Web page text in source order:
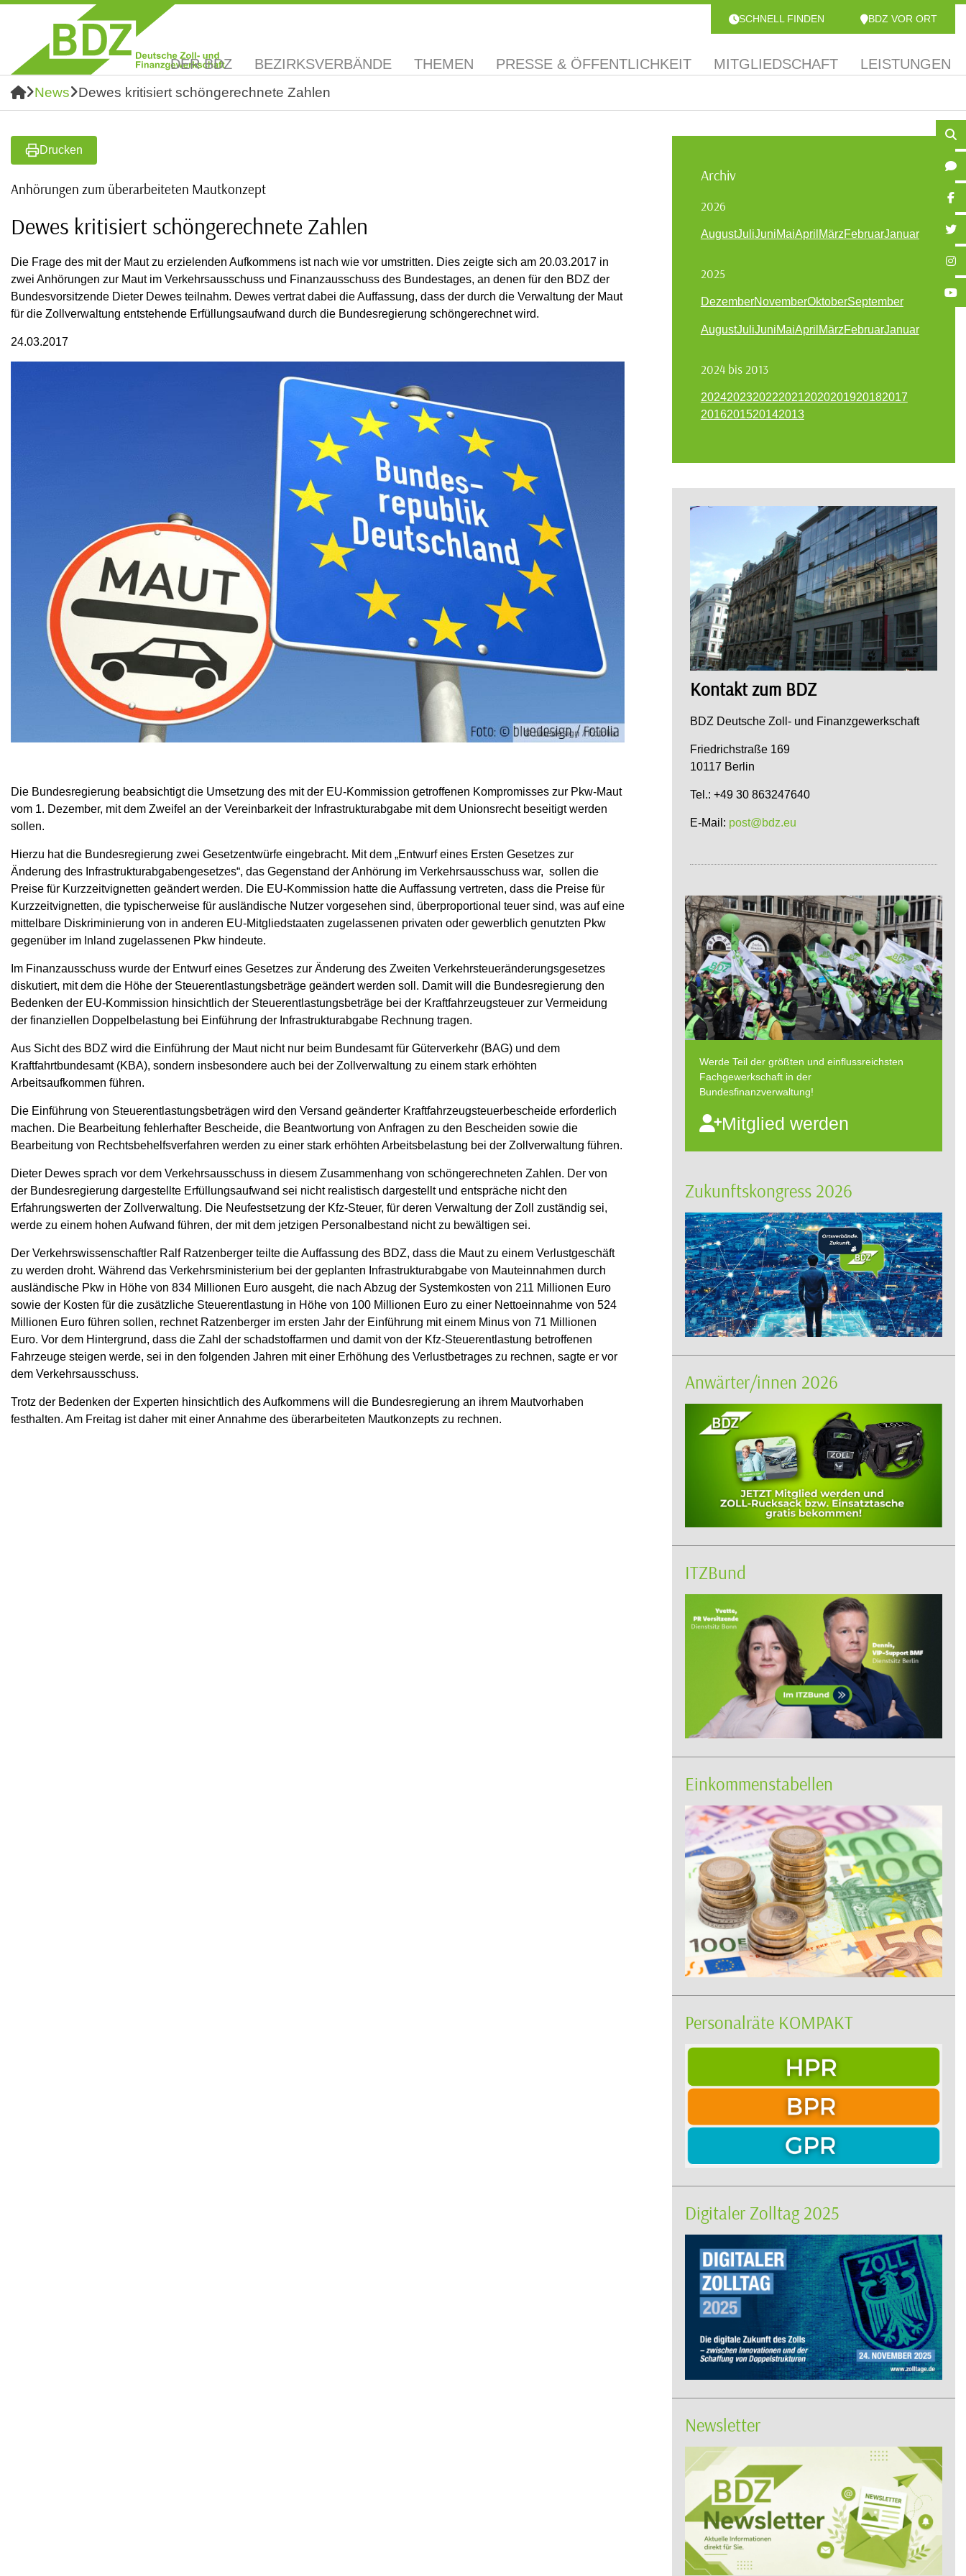
SCHNELL FINDEN BDZ VOR ORT
DER BDZ BEZIRKSVERBÄNDE THEMEN PRESSE & ÖFFENTLICHKEIT MITGLIEDSCHAFT LEISTUNGEN
News Dewes kritisiert schöngerechnete Zahlen
Drucken
Anhörungen zum überarbeiteten Mautkonzept
Dewes kritisiert schöngerechnete Zahlen
Die Frage des mit der Maut zu erzielenden Aufkommens ist nach wie vor umstritten. Dies zeigte sich am 20.03.2017 in
zwei Anhörungen zur Maut im Verkehrsausschuss und Finanzausschuss des Bundestages, an denen für den BDZ der
Bundesvorsitzende Dieter Dewes teilnahm. Dewes vertrat dabei die Auffassung, dass der durch die Verwaltung der Maut
für die Zollverwaltung entstehende Erfüllungsaufwand durch die Bundesregierung schöngerechnet wird.
24.03.2017
Die Bundesregierung beabsichtigt die Umsetzung des mit der EU-Kommission getroffenen Kompromisses zur Pkw-Maut
vom 1. Dezember, mit dem Zweifel an der Vereinbarkeit der Infrastrukturabgabe mit dem Unionsrecht beseitigt werden
sollen.
Hierzu hat die Bundesregierung zwei Gesetzentwürfe eingebracht. Mit dem „Entwurf eines Ersten Gesetzes zur
Änderung des Infrastrukturabgabengesetzes“, das Gegenstand der Anhörung im Verkehrsausschuss war, sollen die
Preise für Kurzzeitvignetten geändert werden. Die EU-Kommission hatte die Auffassung vertreten, dass die Preise für
Kurzzeitvignetten, die typischerweise für ausländische Nutzer vorgesehen sind, überproportional teuer sind, was auf eine
mittelbare Diskriminierung von in anderen EU-Mitgliedstaaten zugelassenen privaten oder gewerblich genutzten Pkw
gegenüber im Inland zugelassenen Pkw hindeute.
Im Finanzausschuss wurde der Entwurf eines Gesetzes zur Änderung des Zweiten Verkehrsteueränderungsgesetzes
diskutiert, mit dem die Höhe der Steuerentlastungsbeträge geändert werden soll. Damit will die Bundesregierung den
Bedenken der EU-Kommission hinsichtlich der Steuerentlastungsbeträge bei der Kraftfahrzeugsteuer zur Vermeidung
der finanziellen Doppelbelastung bei Einführung der Infrastrukturabgabe Rechnung tragen.
Aus Sicht des BDZ wird die Einführung der Maut nicht nur beim Bundesamt für Güterverkehr (BAG) und dem
Kraftfahrtbundesamt (KBA), sondern insbesondere auch bei der Zollverwaltung zu einem stark erhöhten
Arbeitsaufkommen führen.
Die Einführung von Steuerentlastungsbeträgen wird den Versand geänderter Kraftfahrzeugsteuerbescheide erforderlich
machen. Die Bearbeitung fehlerhafter Bescheide, die Beantwortung von Anfragen zu den Bescheiden sowie die
Bearbeitung von Rechtsbehelfsverfahren werden zu einer stark erhöhten Arbeitsbelastung bei der Zollverwaltung führen.
Dieter Dewes sprach vor dem Verkehrsausschuss in diesem Zusammenhang von schöngerechneten Zahlen. Der von
der Bundesregierung dargestellte Erfüllungsaufwand sei nicht realistisch dargestellt und entspräche nicht den
Erfahrungswerten der Zollverwaltung. Die Neufestsetzung der Kfz-Steuer, für deren Verwaltung der Zoll zuständig sei,
werde zu einem hohen Aufwand führen, der mit dem jetzigen Personalbestand nicht zu bewältigen sei.
Der Verkehrswissenschaftler Ralf Ratzenberger teilte die Auffassung des BDZ, dass die Maut zu einem Verlustgeschäft
zu werden droht. Während das Verkehrsministerium bei der geplanten Infrastrukturabgabe von Mauteinnahmen durch
ausländische Pkw in Höhe von 834 Millionen Euro ausgeht, die nach Abzug der Systemkosten von 211 Millionen Euro
sowie der Kosten für die zusätzliche Steuerentlastung in Höhe von 100 Millionen Euro zu einer Nettoeinnahme von 524
Millionen Euro führen sollen, rechnet Ratzenberger im ersten Jahr der Einführung mit einem Minus von 71 Millionen
Euro. Vor dem Hintergrund, dass die Zahl der schadstoffarmen und damit von der Kfz-Steuerentlastung betroffenen
Fahrzeuge steigen werde, sei in den folgenden Jahren mit einer Erhöhung des Verlustbetrages zu rechnen, sagte er vor
dem Verkehrsausschuss.
Trotz der Bedenken der Experten hinsichtlich des Aufkommens will die Bundesregierung an ihrem Mautvorhaben
festhalten. Am Freitag ist daher mit einer Annahme des überarbeiteten Mautkonzepts zu rechnen.
Archiv
2026
AugustJuliJuniMaiApril MärzFebruarJanuar
2025
DezemberNovemberOktoberSeptember
AugustJuliJuniMaiApril MärzFebruarJanuar
2024 bis 2013
20242023202220212020201920182017
2016201520142013
Kontakt zum BDZ
BDZ Deutsche Zoll- und Finanzgewerkschaft
Friedrichstraße 169
10117 Berlin
Tel.: +49 30 863247640
E-Mail: post@bdz.eu
Werde Teil der größten und einflussreichsten
Fachgewerkschaft in der
Bundesfinanzverwaltung!
Mitglied werden
Zukunftskongress 2026
Anwärter/innen 2026
ITZBund
Einkommenstabellen
Personalräte KOMPAKT
Digitaler Zolltag 2025
Newsletter